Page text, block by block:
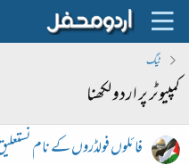
ٹیگ
کمپیوٹر پر اردو لکھنا
فائلوں فولڈروں کے نام